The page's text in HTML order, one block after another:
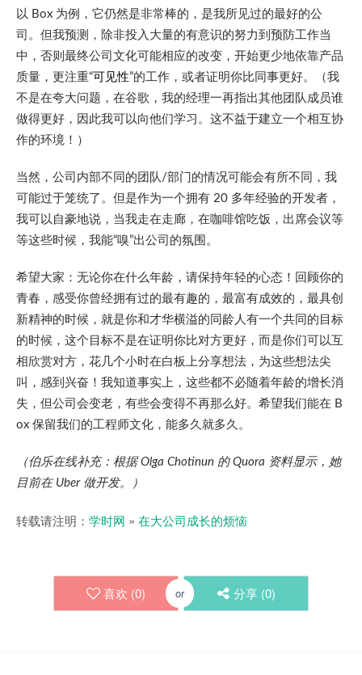
以 Box 为例，它仍然是非常棒的，是我所见过的最好的公
司。但我预测，除非投入大量的有意识的努力到预防工作当
中，否则最终公司文化可能相应的改变，开始更少地依靠产品
质量，更注重“可见性”的工作，或者证明你比同事更好。（我
不是在夸大问题，在谷歌，我的经理一再指出其他团队成员谁
做得更好，因此我可以向他们学习。这不益于建立一个相互协
作的环境！）
当然，公司内部不同的团队/部门的情况可能会有所不同，我
可能过于笼统了。但是作为一个拥有 20 多年经验的开发者，
我可以自豪地说，当我走在走廊，在咖啡馆吃饭，出席会议等
等这些时候，我能“嗅”出公司的氛围。
希望大家：无论你在什么年龄，请保持年轻的心态！回顾你的
青春，感受你曾经拥有过的最有趣的，最富有成效的，最具创
新精神的时候，就是你和才华横溢的同龄人有一个共同的目标
的时候，这个目标不是在证明你比对方更好，而是你们可以互
相欣赏对方，花几个小时在白板上分享想法，为这些想法尖
叫，感到兴奋！我知道事实上，这些都不必随着年龄的增长消
失，但公司会变老，有些会变得不再那么好。希望我们能在 B
ox 保留我们的工程师文化，能多久就多久。
（伯乐在线补充：根据 Olga Chotinun 的 Quora 资料显示，她
目前在 Uber 做开发。）
转载请注明： 学时网 » 在大公司成长的烦恼
喜欢 (0) or 分享 (0)